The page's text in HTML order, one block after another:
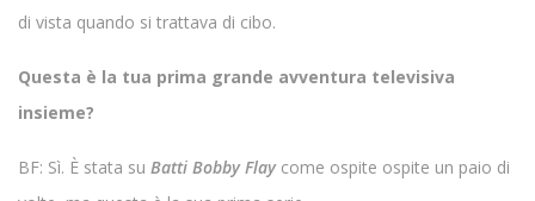
di vista quando si trattava di cibo.
Questa è la tua prima grande avventura televisiva
insieme?
BF: Sì. È stata su Batti Bobby Flaycome ospite ospite un paio di